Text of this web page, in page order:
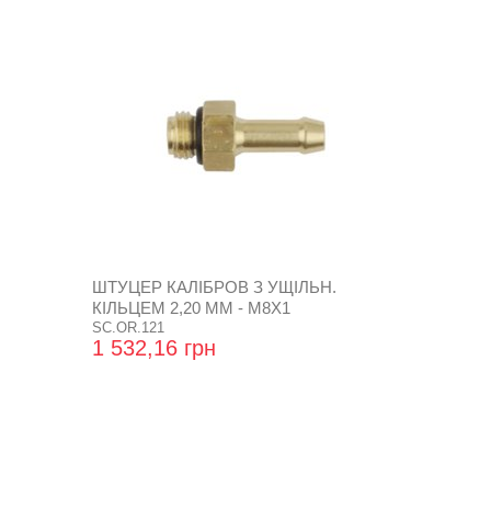
ШТУЦЕР КАЛІБРОВ З УЩІЛЬН.
КІЛЬЦЕМ 2,20 ММ - М8Х1
SC.OR.121
1 532,16 грн